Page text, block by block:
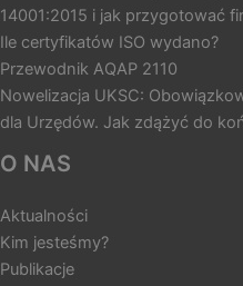
14001:2015 i jak przygotować
Ile certyfikatów ISO wydano?
Przewodnik AQAP 2110
Nowelizacja UKSC:
dla Urzędów. Jak zdążyć do
O NAS
Aktualności
Kim jesteśmy?
Publikacje